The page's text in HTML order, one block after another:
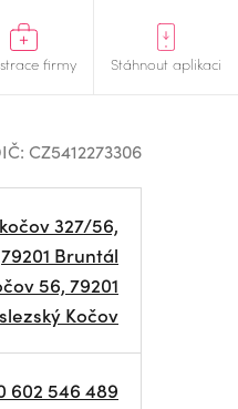
firmy Stáhnout aplikaci
CZ5412273306
327/56,
79201 Bruntál
56, 79201
Kočov
602 546 489